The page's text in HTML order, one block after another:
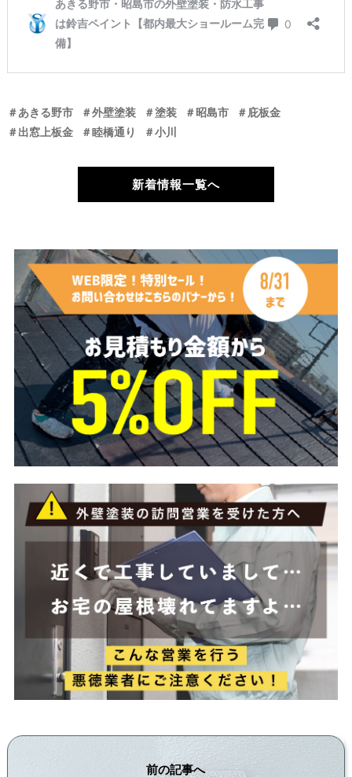
＃あきる野市 ＃外壁塗装 ＃塗装 ＃昭島市
＃庇板金
＃出窓上板金
＃睦橋通り ＃小川
新着情報一覧へ
前の記事へ